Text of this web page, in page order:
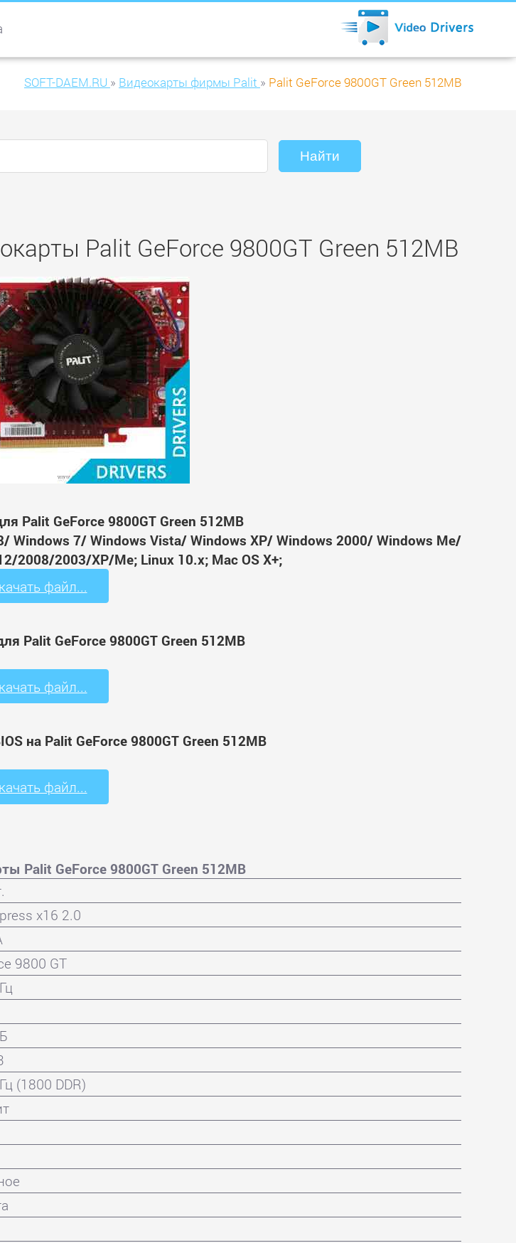
SOFT-DAEM.RU » Видеокарты фирмы Palit » Palit GeForce 9800GT Green 512MB
Palit GeForce 9800GT Green 512MB
Palit GeForce 9800GT Green 512MB
7/ Windows Vista/ Windows XP/ Windows 2000/ Windows Me/
2008/2003/XP/Me; Linux 10.x; Mac OS X+;
файл...
Palit GeForce 9800GT Green 512MB
файл...
на Palit GeForce 9800GT Green 512MB
файл...
Palit GeForce 9800GT Green 512MB
x16 2.0
9800 GT
(1800 DDR)